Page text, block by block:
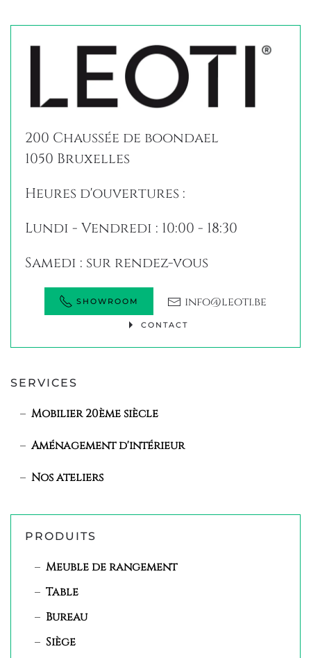
200 Chaussée de boondael
1050 Bruxelles
Heures d'ouvertures :
Lundi - Vendredi : 10:00 - 18:30
Samedi : sur rendez-vous
SHOWROOM info@leoti.be
CONTACT
SERVICES
Mobilier 20ème siècle
Aménagement d'intérieur
Nos ateliers
PRODUITS
Meuble de rangement
Table
Bureau
Siège